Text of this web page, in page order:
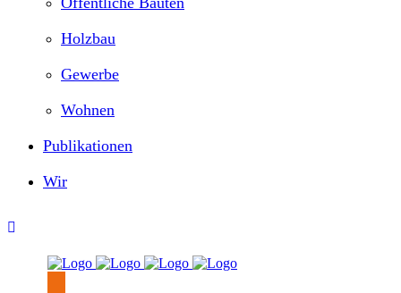
Holzbau
Gewerbe
Wohnen
Publikationen
Wir